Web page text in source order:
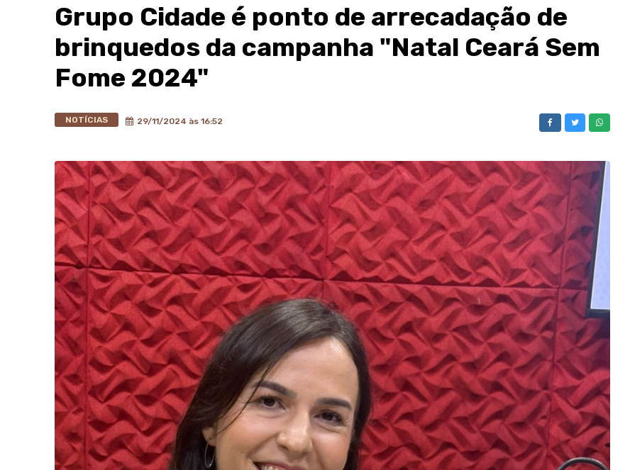
Grupo Cidade é ponto de arrecadação de
brinquedos da campanha "Natal Ceará Sem
Fome 2024"
NOTÍCIAS 29/11/2024 às 16:52